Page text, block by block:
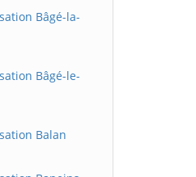
Bâgé-la-
Bâgé-le-
Balan